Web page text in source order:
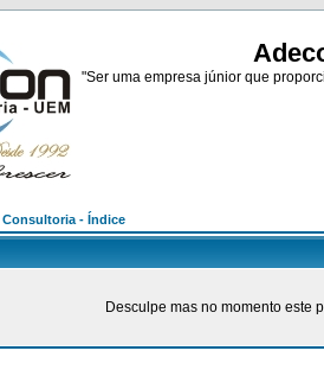
"Ser uma empresa júnior que
- Índice
Desculpe mas no momento este